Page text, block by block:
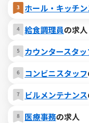
ホール・キッチ
給食調理員の求人
カウンタースタッ
コンビニスタッフ
ビルメンテナンス
医療事務の求人